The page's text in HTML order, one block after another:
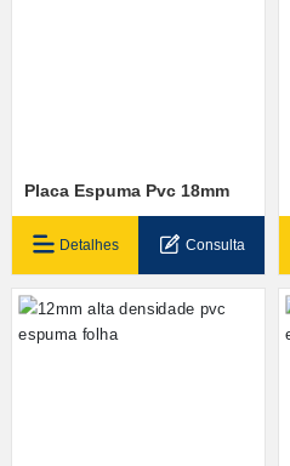
Placa Espuma Pvc 18mm
Detalhes Consulta